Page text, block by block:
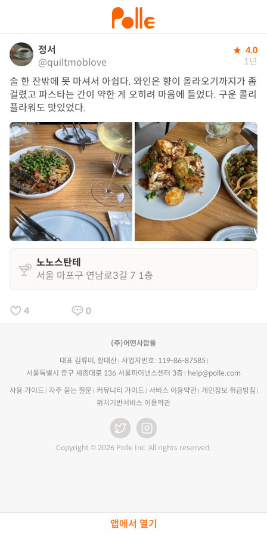
앱에서 열기
정서
@quiltmoblove
4.0
1년
술 한 잔밖에 못 마셔서 아쉽다. 와인은 향이 올라오기까지가 좀
걸렸고 파스타는 간이 약한 게 오히려 마음에 들었다. 구운 콜리
플라워도 맛있었다.
노노스탄테
서울 마포구 연남로3길 7 1층
4 0
(주)어떤사람들
대표 김류미, 황대산
사업자번호: 119-86-87585
서울특별시 중구 세종대로 136 서울파이낸스센터 3층
help@polle.com
사용 가이드 자주 묻는 질문 커뮤니티 가이드 서비스 이용약관
개인정보 취급방침
위치기반서비스 이용약관
Copyright © 2026 Polle Inc. All rights reserved.